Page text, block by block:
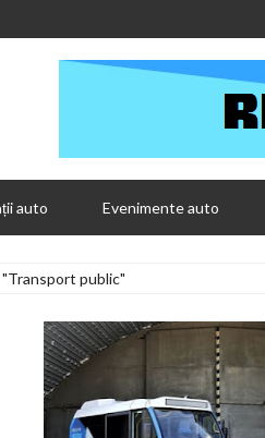
auto Evenimente auto
public"